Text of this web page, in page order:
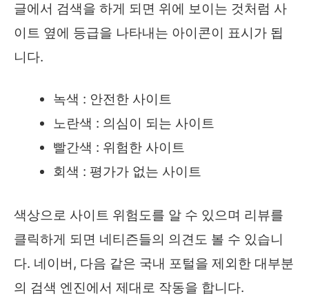
글에서 검색을 하게 되면 위에 보이는 것처럼 사
이트 옆에 등급을 나타내는 아이콘이 표시가 됩
니다.
녹색 : 안전한 사이트
노란색 : 의심이 되는 사이트
빨간색 : 위험한 사이트
회색 : 평가가 없는 사이트
색상으로 사이트 위험도를 알 수 있으며 리뷰를
클릭하게 되면 네티즌들의 의견도 볼 수 있습니
다. 네이버, 다음 같은 국내 포털을 제외한 대부분
의 검색 엔진에서 제대로 작동을 합니다.